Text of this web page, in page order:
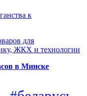
к
для
ЖКХ и технологии
в Минске